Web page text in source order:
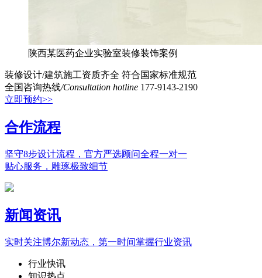
陕西某医药企业实验室装修装饰案例
装修设计/建筑施工资质齐全 符合国家标准规范
全国咨询热线/Consultation hotline 177-9143-2190
立即预约>>
合作流程
坚守8步设计流程，官方严选顾问全程一对一
贴心服务，雕琢极致细节
新闻资讯
实时关注博尔新动态，第一时间掌握行业资讯
行业快讯
知识热点